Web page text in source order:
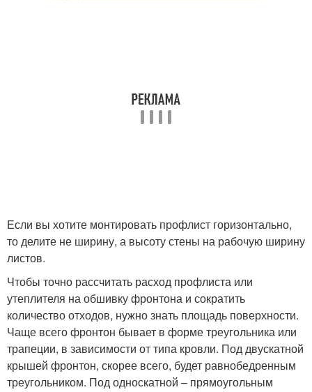
Если вы хотите монтировать профлист горизонтально,
то делите не ширину, а высоту стены на рабочую ширину
листов.
Чтобы точно рассчитать расход профлиста или
утеплителя на обшивку фронтона и сократить
количество отходов, нужно знать площадь поверхности.
Чаще всего фронтон бывает в форме треугольника или
трапеции, в зависимости от типа кровли. Под двускатной
крышей фронтон, скорее всего, будет равнобедренным
треугольником. Под односкатной – прямоугольным